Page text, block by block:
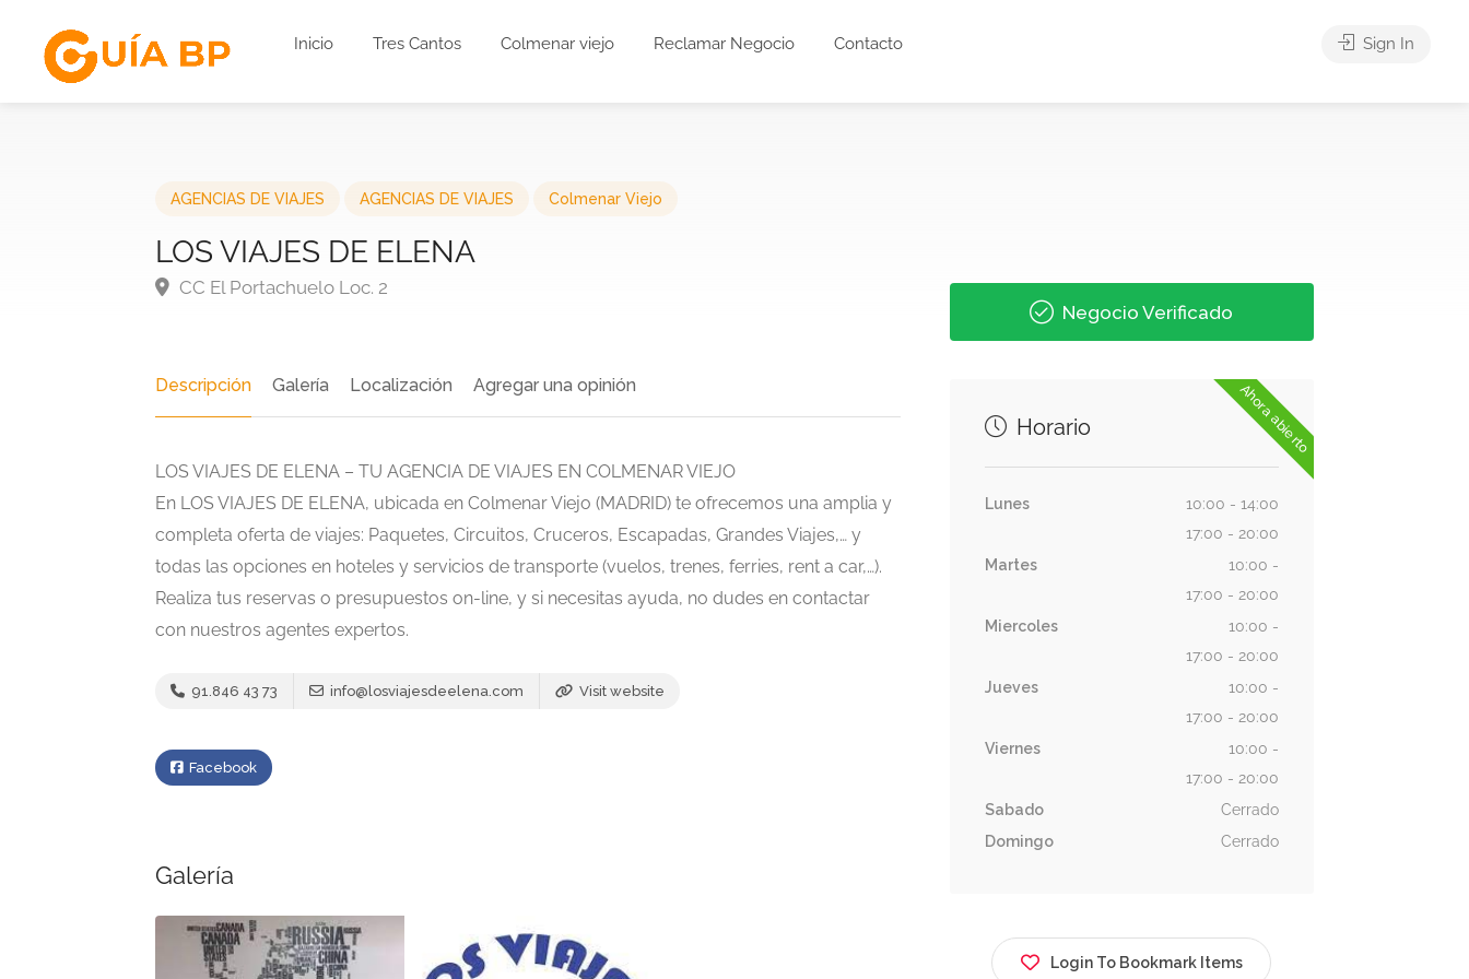
Inicio Tres Cantos Colmenar viejo Reclamar Negocio Contacto Sign In
AGENCIAS DE VIAJES AGENCIAS DE VIAJES Colmenar Viejo
LOS VIAJES DE ELENA
CC El Portachuelo Loc. 2
Descripción Galería Localización Agregar una opinión
LOS VIAJES DE ELENA – TU AGENCIA DE VIAJES EN COLMENAR VIEJO
En LOS VIAJES DE ELENA, ubicada en Colmenar Viejo (MADRID) te ofrecemos una amplia y
completa oferta de viajes: Paquetes, Circuitos, Cruceros, Escapadas, Grandes Viajes,… y
todas las opciones en hoteles y servicios de transporte (vuelos, trenes, ferries, rent a car,…).
Realiza tus reservas o presupuestos on-line, y si necesitas ayuda, no dudes en contactar
con nuestros agentes expertos.
91.846 43 73 info@losviajesdeelena.com Visit website
Facebook
Galería
Negocio Verificado
Ahora abierto
Horario
Lunes
10:00 - 14:00
17:00 - 20:00
Martes
10:00 -
17:00 - 20:00
Miercoles
10:00 -
17:00 - 20:00
Jueves
10:00 -
17:00 - 20:00
Viernes
10:00 -
17:00 - 20:00
Sabado
Cerrado
Domingo
Cerrado
Login To Bookmark Items